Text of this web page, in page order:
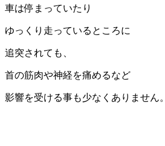
車は停まっていたり
ゆっくり走っているところに
追突されても、
首の筋肉や神経を痛めるなど
影響を受ける事も少なくありません。